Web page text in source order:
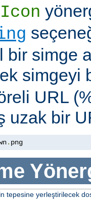
bir simge
simgeyi
URL
uzak bir
. png
tepesine yerleştirilecek